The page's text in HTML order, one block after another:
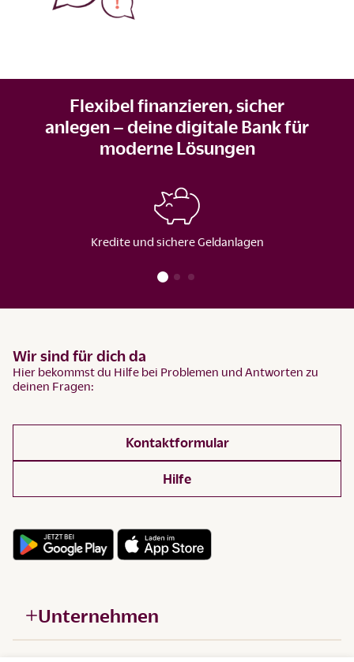
Flexibel finanzieren, sicher
anlegen – deine digitale Bank für
moderne Lösungen
Kredite und sichere Geldanlagen
Wir sind für dich da
Hier bekommst du Hilfe bei Problemen und Antworten zu
deinen Fragen:
Kontaktformular
Hilfe
Unternehmen